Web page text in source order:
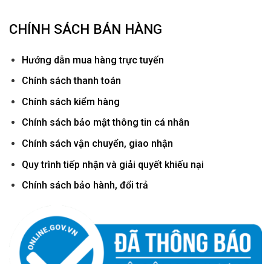
CHÍNH SÁCH BÁN HÀNG
Hướng dẫn mua hàng trực tuyến
Chính sách thanh toán
Chính sách kiểm hàng
Chính sách bảo mật thông tin cá nhân
Chính sách vận chuyển, giao nhận
Quy trình tiếp nhận và giải quyết khiếu nại
Chính sách bảo hành, đổi trả